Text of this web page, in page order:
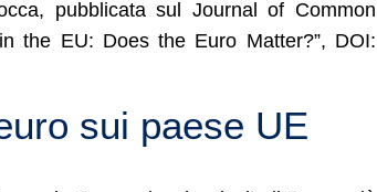
pubblicata sul Journal of Common
the EU: Does the Euro Matter?”, DOI:
sui paese UE